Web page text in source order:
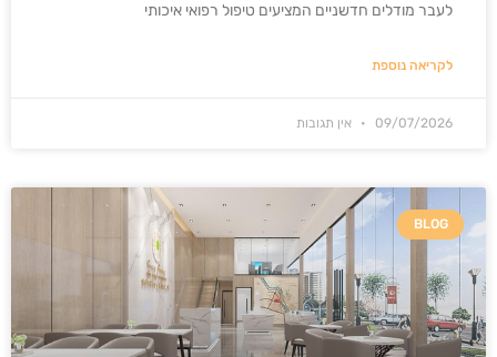
לעבר מודלים חדשניים המציעים טיפול רפואי איכותי
לקריאה נוספת
09/07/2026 אין תגובות
BLOG